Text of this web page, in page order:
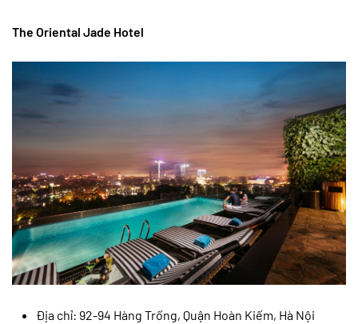
The Oriental Jade Hotel
Địa chỉ: 92-94 Hàng Trống, Quận Hoàn Kiếm, Hà Nội